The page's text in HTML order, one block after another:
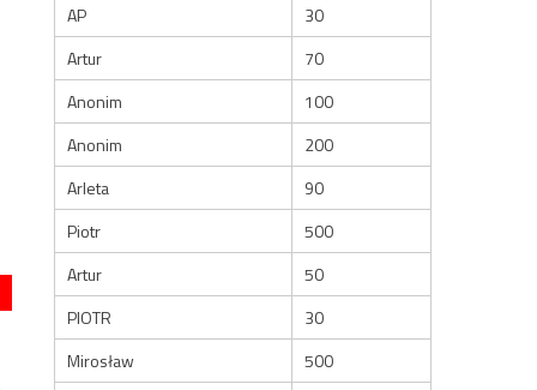
AP
30
Artur
70
Anonim
100
Anonim
200
Arleta
90
Piotr
500
Artur
50
PIOTR
30
Mirosław
500